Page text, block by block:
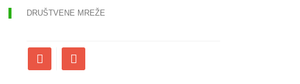
DRUŠTVENE MREŽE